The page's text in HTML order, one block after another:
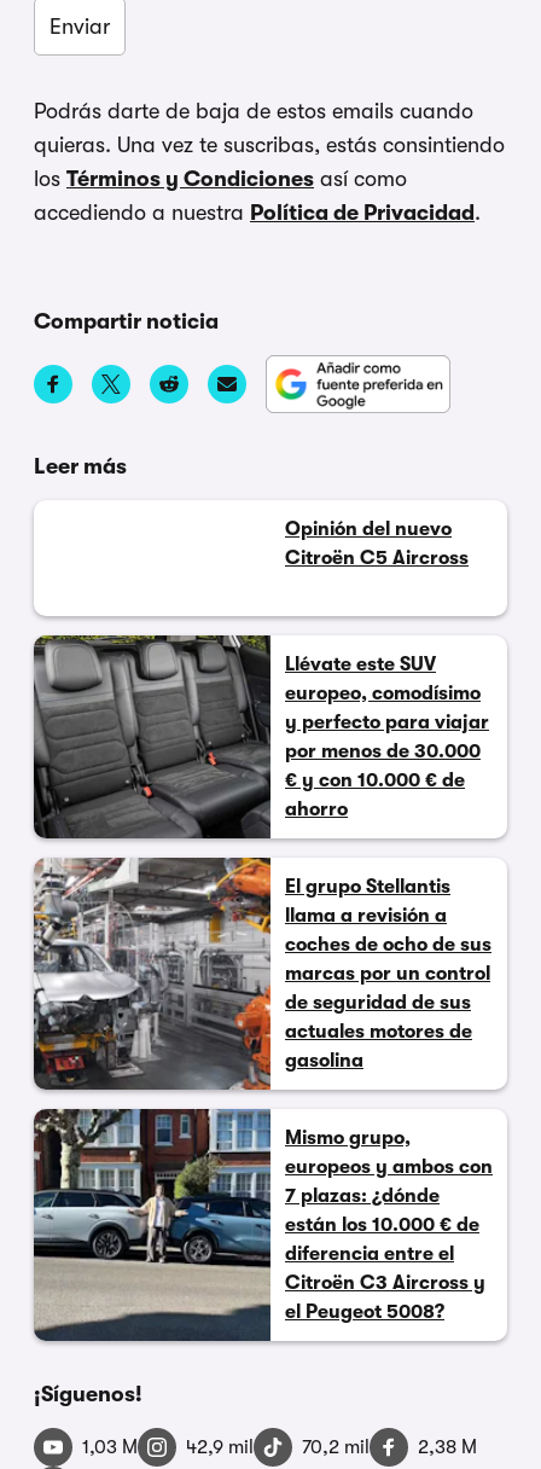
Podrás darte de baja de estos emails cuando
quieras. Una vez te suscribas, estás consintiendo
los Términos y Condiciones así como
accediendo a nuestra Política de Privacidad .
Compartir noticia
Leer más
Opinión del nuevo
Citroën C5 Aircross
Llévate este SUV
europeo, comodísimo
y perfecto para viajar
por menos de 30.000
€ y con 10.000 € de
ahorro
El grupo Stellantis
llama a revisión a
coches de ocho de sus
marcas por un control
de seguridad de sus
actuales motores de
gasolina
Mismo grupo,
europeos y ambos con
7 plazas: ¿dónde
están los 10.000 € de
diferencia entre el
Citroën C3 Aircross y
el Peugeot 5008?
¡Síguenos!
1,03 M 42,9 mil 70,2 mil
2,38 M